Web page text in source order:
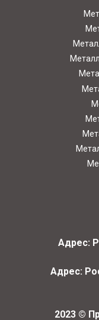
Адрес:
Адрес:
2023 ©